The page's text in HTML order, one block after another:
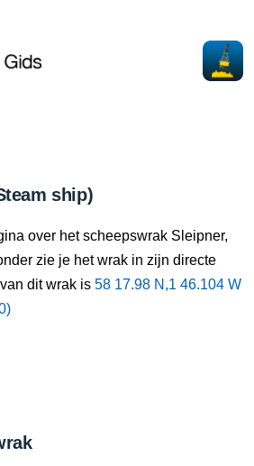
ship)
over het scheepswrak Sleipner,
zie je het wrak in zijn directe
dit wrak is 58 17.98 N,1 46.104 W